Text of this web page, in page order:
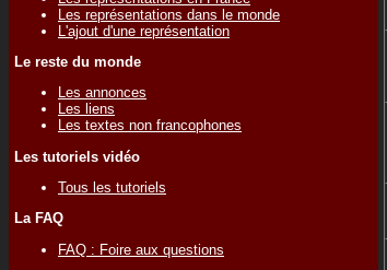
Les représentations dans le monde
L'ajout d'une représentation
Le reste du monde
Les annonces
Les liens
Les textes non francophones
Les tutoriels vidéo
Tous les tutoriels
La FAQ
FAQ : Foire aux questions